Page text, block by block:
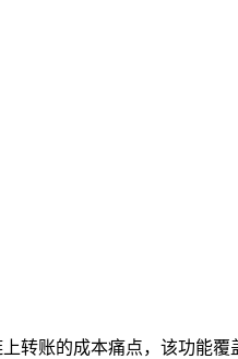
转账的成本痛点，该功能